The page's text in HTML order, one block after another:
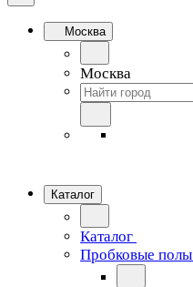
Москва
Москва
Каталог
Каталог
Пробковые полы